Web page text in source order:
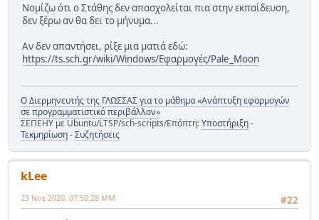
Νομίζω ότι ο Στάθης δεν απασχολείται πια στην εκπαίδευση,
δεν ξέρω αν θα δει το μήνυμα...
Αν δεν απαντήσει, ρίξε μια ματιά εδώ:
https://ts.sch.gr/wiki/Windows/Εφαρμογές/Pale_Moon
Ο Διερμηνευτής της ΓΛΩΣΣΑΣ για το μάθημα «Ανάπτυξη εφαρμογών
σε προγραμματιστικό περιβάλλον»
ΣΕΠΕΗΥ με Ubuntu/LTSP/sch-scripts/Επόπτη:Υποστήριξη-
Τεκμηρίωση-Συζητήσεις
kLee
#22
23 Νοε 2020, 07:50:28 ΜΜ